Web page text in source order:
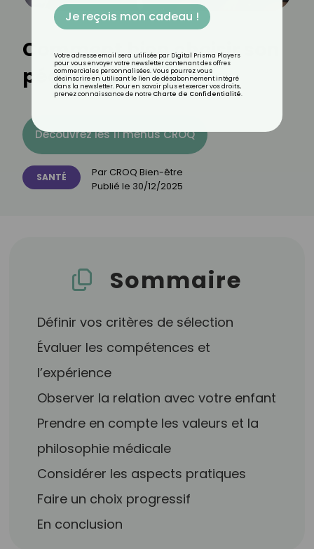
Comment bien choisir son
pédiatre ?
Découvrez les 11 menus CROQ
SANTÉ Par CROQ Bien-être
Publié le 30/12/2025
Sommaire
Définir vos critères de sélection
Évaluer les compétences et
l’expérience
Observer la relation avec votre enfant
Prendre en compte les valeurs et la
philosophie médicale
Considérer les aspects pratiques
Faire un choix progressif
En conclusion
Je reçois mon cadeau !
Votre adresse email sera utilisée par Digital Prisma Players
pour vous envoyer votre newsletter contenant des offres
commerciales personnalisées. Vous pourrez vous
désinscrire en utilisant le lien de désabonnement intégré
dans la newsletter. Pour en savoir plus et exercer vos droits,
prenez connaissance de notre Charte de Confidentialité.